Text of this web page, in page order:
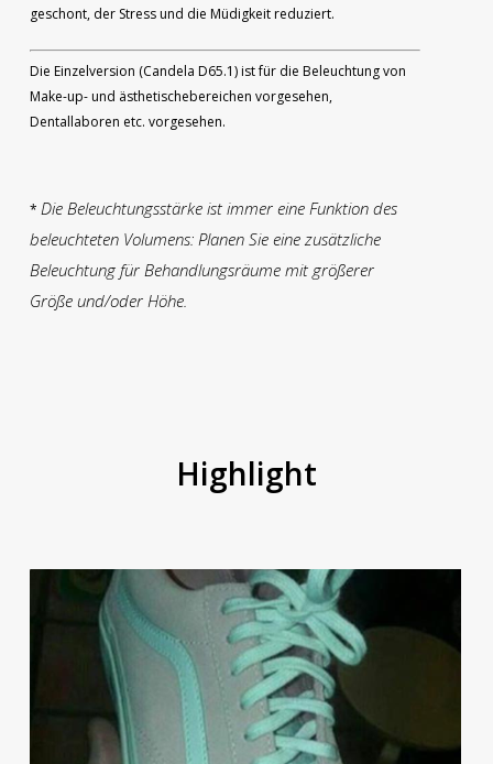
geschont, der Stress und die Müdigkeit reduziert.
Die Einzelversion (Candela D65.1) ist für die Beleuchtung von
Make-up- und ästhetischebereichen vorgesehen,
Dentallaboren etc. vorgesehen.
*Die Beleuchtungsstärke ist immer eine Funktion des
beleuchteten Volumens: Planen Sie eine zusätzliche
Beleuchtung für Behandlungsräume mit größerer
Größe und/oder Höhe.
Highlight